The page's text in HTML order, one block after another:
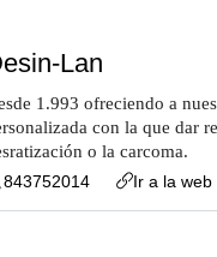
Lan
1.993 ofreciendo a
con la que dar
o la carcoma.
843752014
Ir a la web